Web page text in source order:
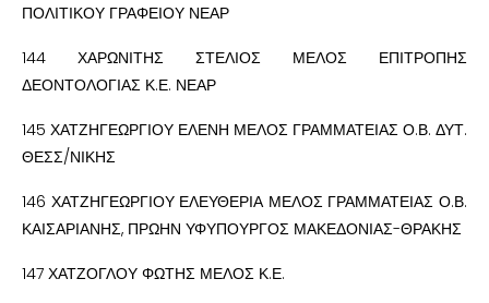
ΠΟΛΙΤΙΚΟΥ ΓΡΑΦΕΙΟΥ ΝΕΑΡ
144 ΧΑΡΩΝΙΤΗΣ ΣΤΕΛΙΟΣ ΜΕΛΟΣ ΕΠΙΤΡΟΠΗΣ
ΔΕΟΝΤΟΛΟΓΙΑΣ Κ.Ε. ΝΕΑΡ
145 ΧΑΤΖΗΓΕΩΡΓΙΟΥ ΕΛΕΝΗ ΜΕΛΟΣ ΓΡΑΜΜΑΤΕΙΑΣ Ο.Β. ΔΥΤ.
ΘΕΣΣ/ΝΙΚΗΣ
146 ΧΑΤΖΗΓΕΩΡΓΙΟΥ ΕΛΕΥΘΕΡΙΑ ΜΕΛΟΣ ΓΡΑΜΜΑΤΕΙΑΣ Ο.Β.
ΚΑΙΣΑΡΙΑΝΗΣ, ΠΡΩΗΝ ΥΦΥΠΟΥΡΓΟΣ ΜΑΚΕΔΟΝΙΑΣ-ΘΡΑΚΗΣ
147 ΧΑΤΖΟΓΛΟΥ ΦΩΤΗΣ ΜΕΛΟΣ Κ.Ε.